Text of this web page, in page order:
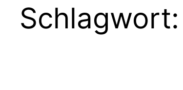
Schlagwort: